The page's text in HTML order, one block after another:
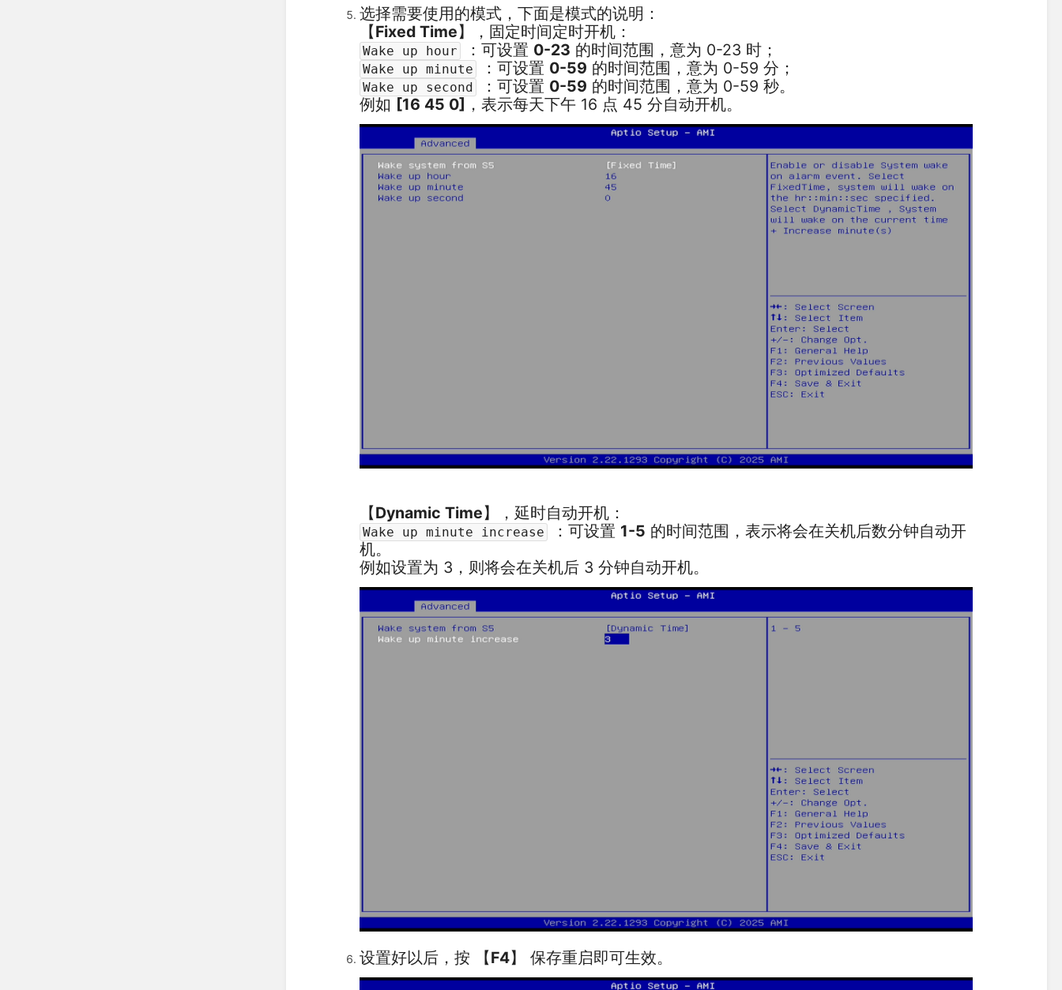
选择需要使用的模式，下面是模式的说明：
【Fixed Time】，固定时间定时开机：
Wake up hour ：可设置 0-23 的时间范围，意为 0-23 时；
Wake up minute ：可设置 0-59 的时间范围，意为 0-59 分；
Wake up second ：可设置 0-59 的时间范围，意为 0-59 秒。
例如 [16 45 0] ，表示每天下午 16 点 45 分自动开机。
【Dynamic Time】，延时自动开机：
Wake up minute increase ：可设置 1-5 的时间范围，表示将会在关机后数分钟自动开
机。
例如设置为 3，则将会在关机后 3 分钟自动开机。
设置好以后，按 【F4】 保存重启即可生效。